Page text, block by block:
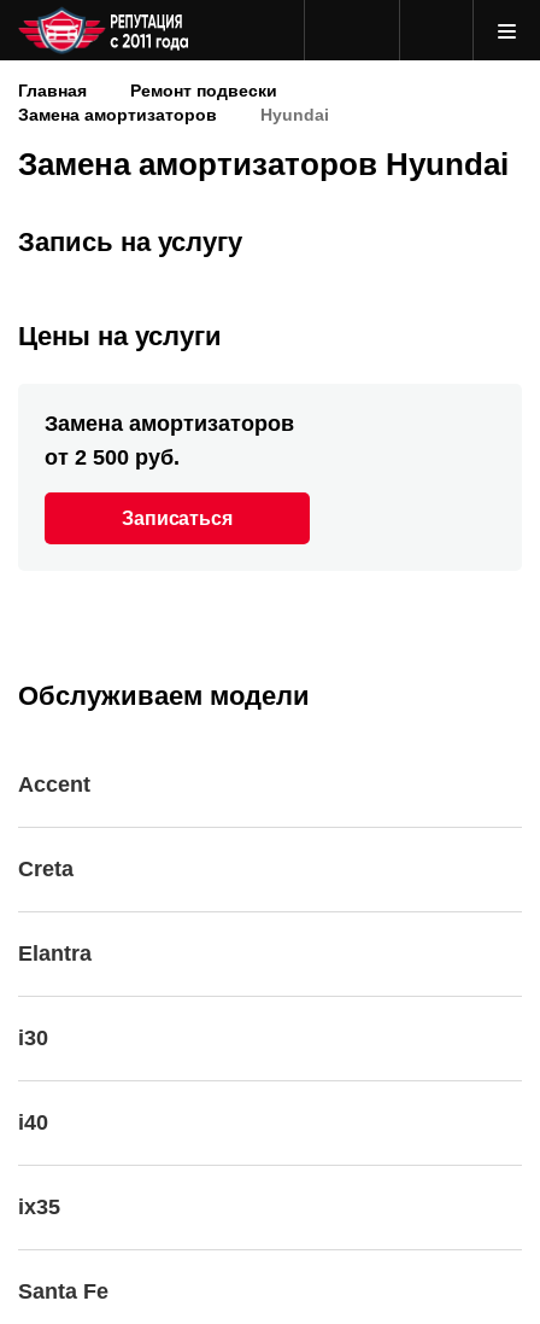
Главная
Ремонт подвески
Замена амортизаторов
Hyundai
Замена амортизаторов Hyundai
Запись на услугу
Цены на услуги
Замена амортизаторов
от 2 500 руб.
Записаться
Обслуживаем модели
Accent
Creta
Elantra
i30
i40
ix35
Santa Fe